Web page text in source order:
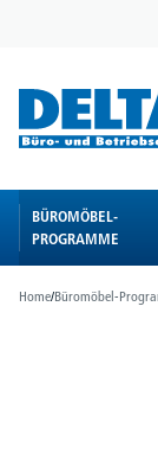
BÜROMÖBEL-
PROGRAMME
Home/Büromöbel-